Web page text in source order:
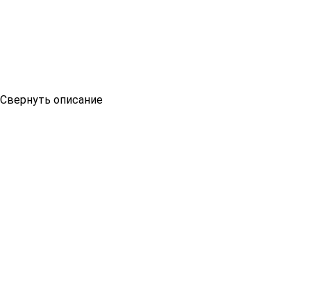
Свернуть описание